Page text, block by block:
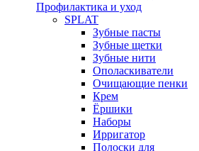
Профилактика и уход
SPLAT
Зубные пасты
Зубные щетки
Зубные нити
Ополаскиватели
Очищающие пенки
Крем
Ёршики
Наборы
Ирригатор
Полоски для